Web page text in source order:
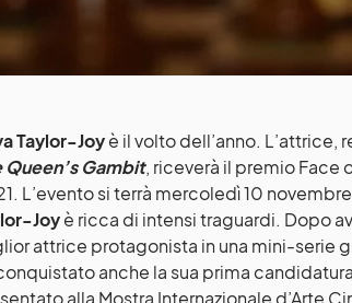
Taylor-Joyè il volto dell’anno.
Queen’s Gambit, riceverà il premio Face
L’evento si terrà mercoledì 10
Joyè ricca di intensi traguardi. Dopo
attrice protagonista in una mini-serie
anche la sua prima
alla Mostra Internazionale d’Arte